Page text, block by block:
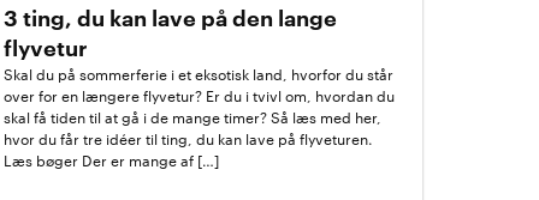
3 ting, du kan lave på den lange
flyvetur
Skal du på sommerferie i et eksotisk land, hvorfor du står
over for en længere flyvetur? Er du i tvivl om, hvordan du
skal få tiden til at gå i de mange timer? Så læs med her,
hvor du får tre idéer til ting, du kan lave på flyveturen.
Læs bøger Der er mange af […]